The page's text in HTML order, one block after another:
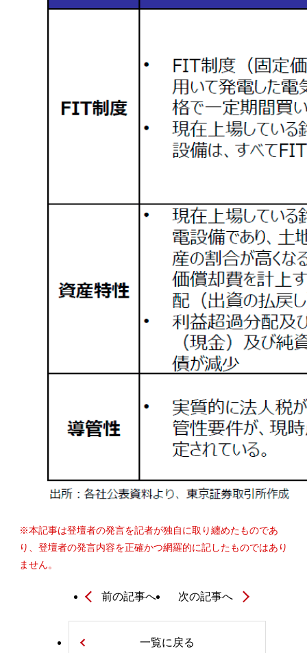
※本記事は登壇者の発言を記者が独自に取り纏めたものであ
り、登壇者の発言内容を正確かつ網羅的に記したものではあり
ません。
前の記事へ 次の記事へ
一覧に戻る